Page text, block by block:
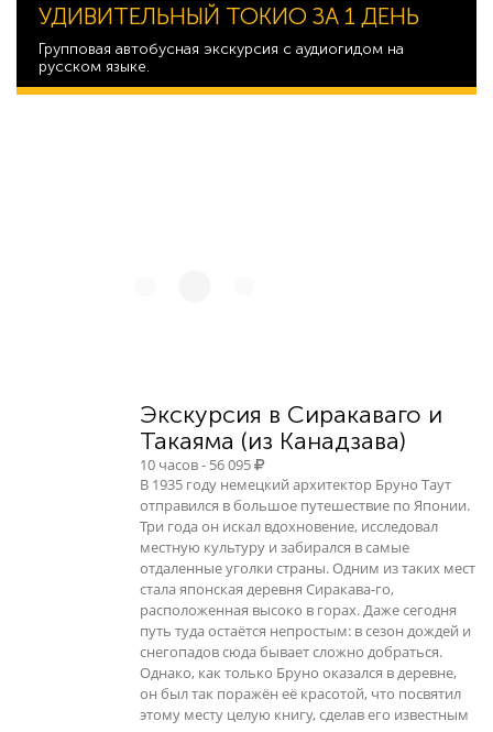
УДИВИТЕЛЬНЫЙ ТОКИО ЗА 1 ДЕНЬ
Групповая автобусная экскурсия с аудиогидом на
русском языке.
Экскурсия в Сиракаваго и
Такаяма (из Канадзава)
10 часов - 56 095
В 1935 году немецкий архитектор Бруно Таут
отправился в большое путешествие по Японии.
Три года он искал вдохновение, исследовал
местную культуру и забирался в самые
отдаленные уголки страны. Одним из таких мест
стала японская деревня Сиракава-го,
расположенная высоко в горах. Даже сегодня
путь туда остаётся непростым: в сезон дождей и
снегопадов сюда бывает сложно добраться.
Однако, как только Бруно оказался в деревне,
он был так поражён её красотой, что посвятил
этому месту целую книгу, сделав его известным